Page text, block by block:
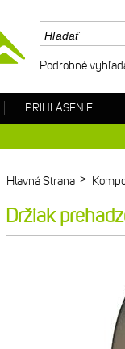
Hlavná Strana >
Držiak
Podrobné
PRIHLÁSENIE